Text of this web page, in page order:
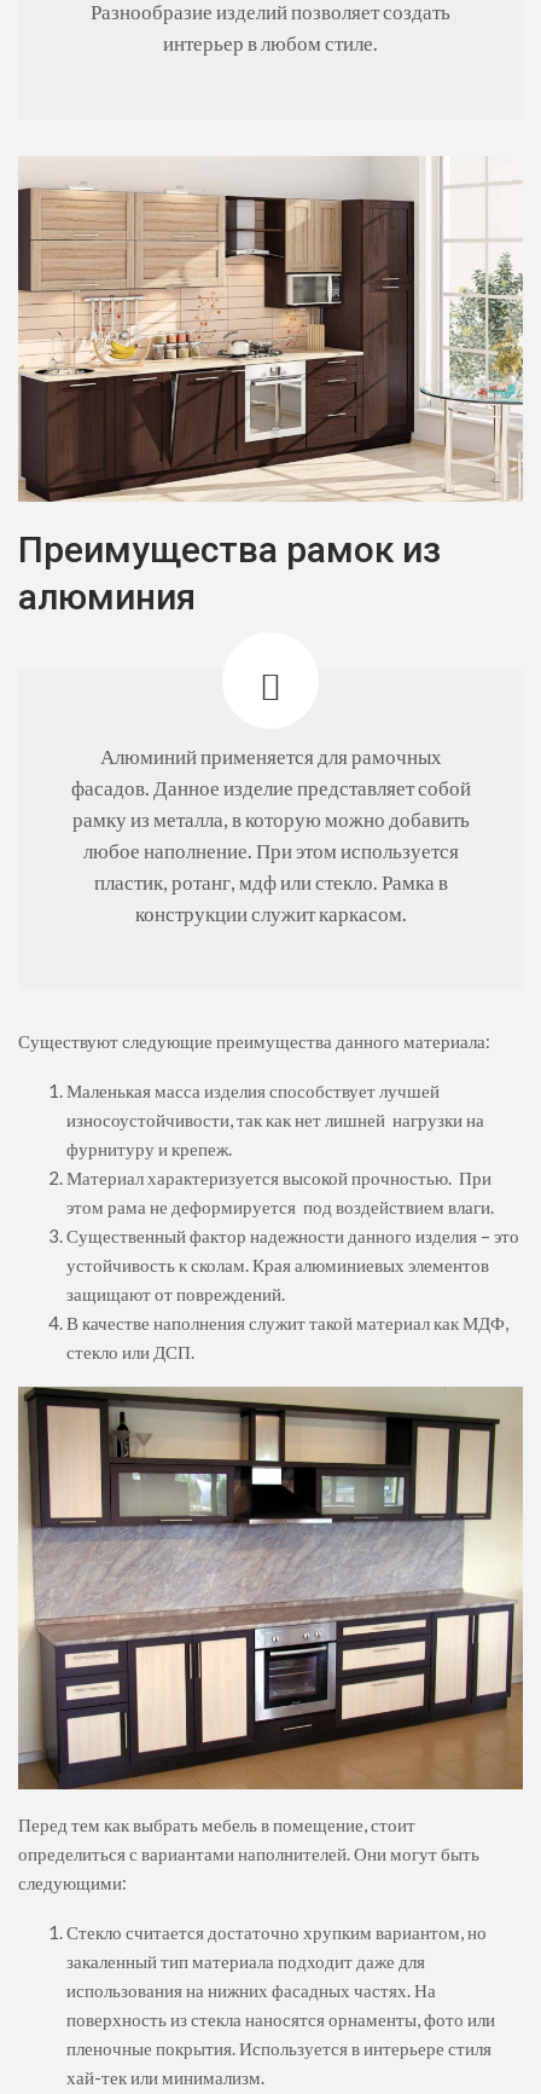
Разнообразие изделий позволяет создать
интерьер в любом стиле.
Преимущества рамок из
алюминия
Алюминий применяется для рамочных
фасадов. Данное изделие представляет собой
рамку из металла, в которую можно добавить
любое наполнение. При этом используется
пластик, ротанг, мдф или стекло. Рамка в
конструкции служит каркасом.
Существуют следующие преимущества данного материала:
Маленькая масса изделия способствует лучшей
износоустойчивости, так как нет лишней нагрузки на
фурнитуру и крепеж.
Материал характеризуется высокой прочностью. При
этом рама не деформируется под воздействием влаги.
Существенный фактор надежности данного изделия – это
устойчивость к сколам. Края алюминиевых элементов
защищают от повреждений.
В качестве наполнения служит такой материал как МДФ,
стекло или ДСП.
Перед тем как выбрать мебель в помещение, стоит
определиться с вариантами наполнителей. Они могут быть
следующими:
Стекло считается достаточно хрупким вариантом, но
закаленный тип материала подходит даже для
использования на нижних фасадных частях. На
поверхность из стекла наносятся орнаменты, фото или
пленочные покрытия. Используется в интерьере стиля
хай-тек или минимализм.